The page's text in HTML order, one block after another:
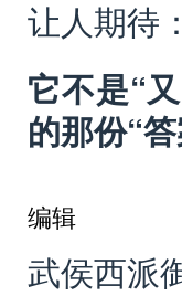
让人期待：
它不是“
的那份“
编辑
武侯西派